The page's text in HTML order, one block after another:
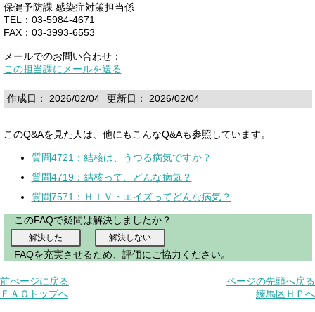
保健予防課 感染症対策担当係
TEL：03-5984-4671
FAX：03-3993-6553
メールでのお問い合わせ：
この担当課にメールを送る
作成日： 2026/02/04 更新日： 2026/02/04
このQ&Aを見た人は、他にもこんなQ&Aも参照しています。
質問4721：結核は、うつる病気ですか？
質問4719：結核って、どんな病気？
質問7571：ＨＩＶ・エイズってどんな病気？
このFAQで疑問は解決しましたか？
FAQを充実させるため、評価にご協力ください。
前ぺージに戻る
ページの先頭へ戻る
ＦＡＱトップへ
練馬区ＨＰへ